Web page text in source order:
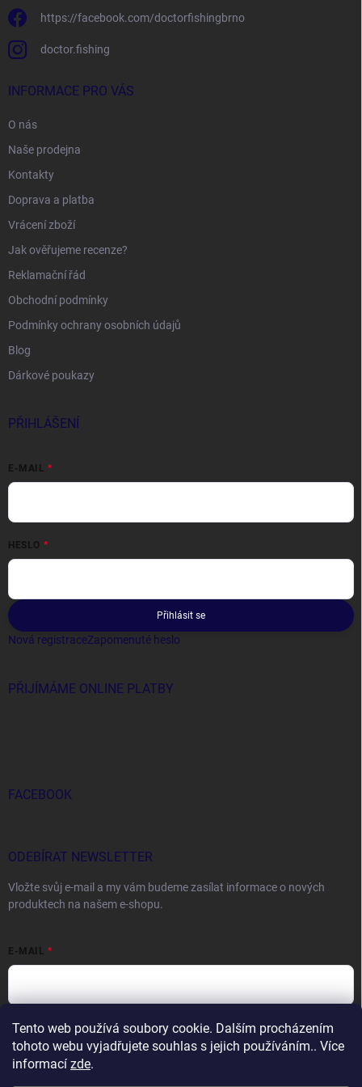
Tento web používá soubory cookie. Dalším procházením
tohoto webu vyjadřujete souhlas s jejich používáním.. Více
informací zde.
https://facebook.com/doctorfishingbrno
doctor.fishing
INFORMACE PRO VÁS
O nás
Naše prodejna
Kontakty
Doprava a platba
Vrácení zboží
Jak ověřujeme recenze?
Reklamační řád
Obchodní podmínky
Podmínky ochrany osobních údajů
Blog
Dárkové poukazy
PŘIHLÁŠENÍ
E-MAIL
HESLO
Přihlásit se
Nová registraceZapomenuté heslo
PŘIJÍMÁME ONLINE PLATBY
FACEBOOK
ODEBÍRAT NEWSLETTER
Vložte svůj e-mail a my vám budeme zasílat informace o nových
produktech na našem e-shopu.
E-MAIL
Vložením e-mailu souhlasíte spodmínkami ochrany osobních údajů
Přihlásit se